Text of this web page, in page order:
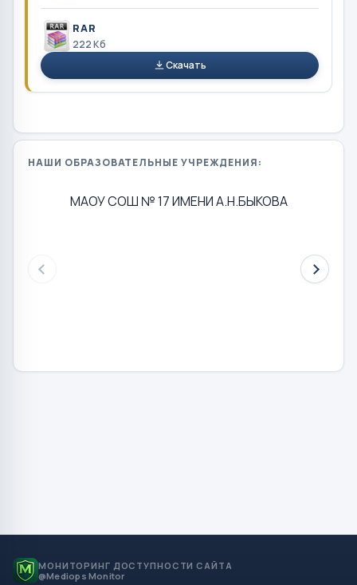
RAR
222 Кб
Скачать
НАШИ ОБРАЗОВАТЕЛЬНЫЕ УЧРЕЖДЕНИЯ:
МАОУ СОШ № 17 ИМЕНИ А.Н.БЫКОВА
МОНИТОРИНГ ДОСТУПНОСТИ САЙТА
@Mediops Monitor